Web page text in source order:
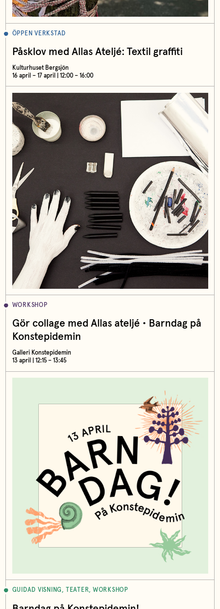
ÖPPEN VERKSTAD
Påsklov med Allas Ateljé: Textil graffiti
Kulturhuset Bergsjön
16 april – 17 april | 12:00 – 16:00
WORKSHOP
Gör collage med Allas ateljé • Barndag på
Konstepidemin
Galleri Konstepidemin
13 april | 12:15 – 13:45
GUIDAD VISNING, TEATER, WORKSHOP